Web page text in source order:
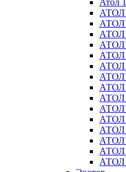
Атол
АТОЛ
АТОЛ
АТОЛ
АТОЛ
АТОЛ
АТОЛ
АТОЛ
АТОЛ
АТОЛ
АТОЛ
АТОЛ
АТОЛ
АТОЛ
АТОЛ
АТОЛ